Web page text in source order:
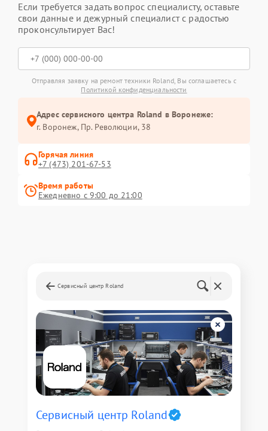
Если требуется задать вопрос специалисту, оставьте
свои данные и дежурный специалист с радостью
проконсультирует Вас!
Отправляя заявку на ремонт техники Roland, Вы соглашаетесь с
Политикой конфиденциальности
Адрес сервисного центра Roland в Воронеже:
г. Воронеж, Пр. Революции, 38
Горячая линия
+7 (473) 201-67-53
Время работы
Ежедневно с 9:00 до 21:00
Сервисный центр Roland
Сервисный центр Roland